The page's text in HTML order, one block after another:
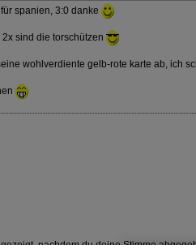
spanien, 3:0 danke
sind die torschützen
wohlverdiente gelb-rote karte ab, ich